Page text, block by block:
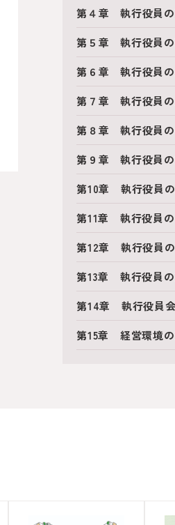
第４章 執行役員
第５章 執行役員の
第６章 執行役員の
第７章 執行役員
第８章 執行役員
第９章 執行役員
第10章 執行役員
第11章 執行役員
第12章 執行役員
第13章 執行役員
第14章 執行役員会
第15章 経営環境